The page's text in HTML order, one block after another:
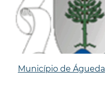
Município de Águeda